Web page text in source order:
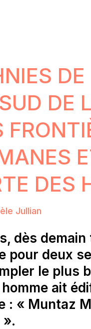
DE
DES
Jullian
dès
pour deux
le plus
homme ait
: « Muntaz
».